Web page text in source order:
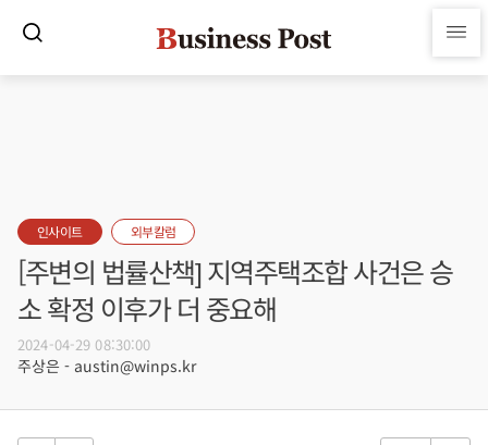
인사이트 외부칼럼
[주변의 법률산책] 지역주택조합 사건은 승
소 확정 이후가 더 중요해
2024-04-29 08:30:00
주상은 - austin@winps.kr